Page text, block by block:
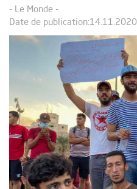
- Le Monde -
Date de publication:14.11.2020